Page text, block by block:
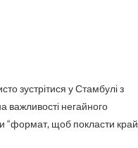
зустрітися у Стамбулі з
важливості негайного
“формат, щоб покласти край